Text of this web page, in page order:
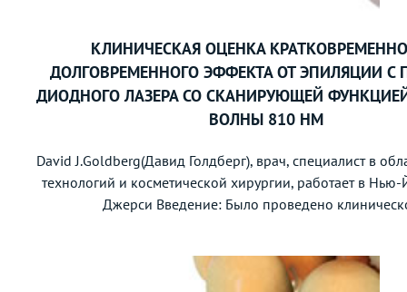
КЛИНИЧЕСКАЯ ОЦЕНКА
ДОЛГОВРЕМЕННОГО ЭФФЕКТА ОТ ЭПИЛЯЦИИ
ДИОДНОГО ЛАЗЕРА СО СКАНИРУЮЩЕЙ
ВОЛНЫ 810 НМ
David J.Goldberg(Давид Голдберг), врач, специалист в
технологий и косметической хирургии, работает в
Джерси Введение: Было проведено